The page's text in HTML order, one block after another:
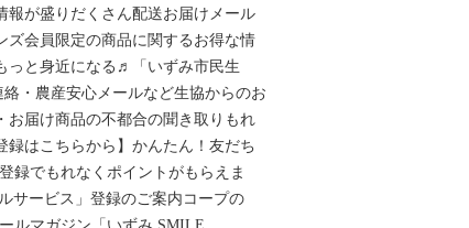
が盛りだくさん配送お届けメール
ズ会員限定の商品に関するお得な情
っと身近になる♬「いずみ市民生
・農産安心メールなど生協からのお
お届け商品の不都合の聞き取りもれ
録はこちらから】かんたん！友だち
録でもれなくポイントがもらえま
サービス」登録のご案内コープの